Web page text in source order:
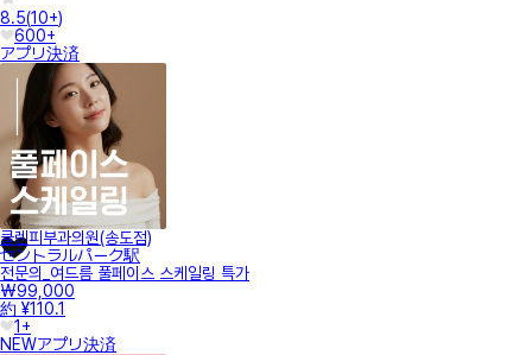
8.5(10+)
600+
アプリ決済
클렌피부과의원(송도점)
セントラルパーク駅
전문의_여드름 풀페이스 스케일링 특가
₩99,000
約 ¥110.1
1+
NEWアプリ決済